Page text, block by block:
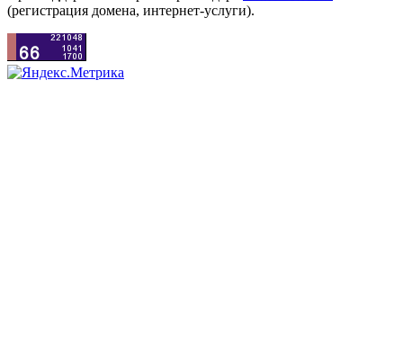
(регистрация домена, интернет-услуги).